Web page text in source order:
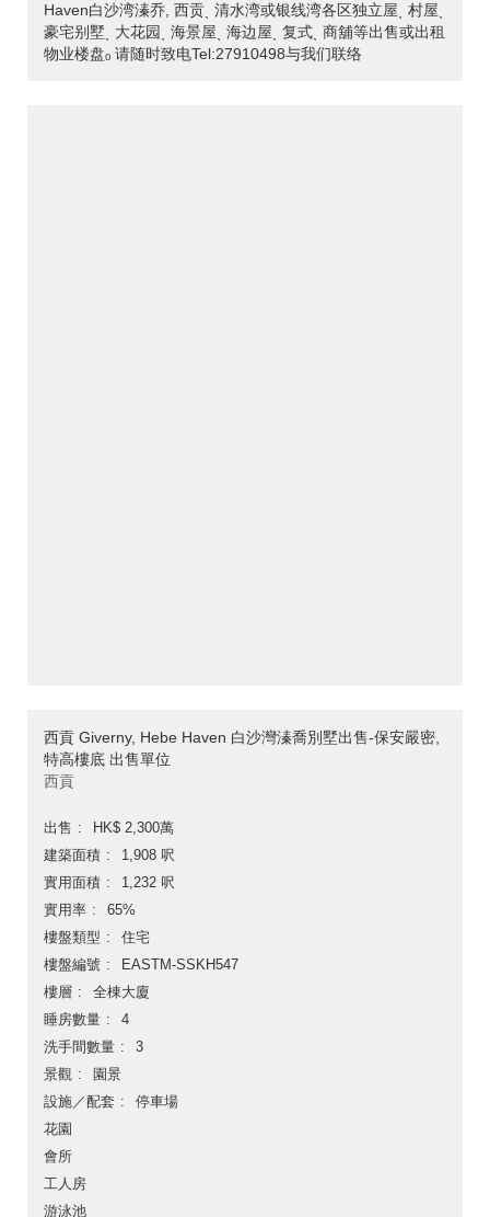
Haven白沙湾溱乔, 西贡ˎ 清水湾或银线湾各区独立屋ˎ 村屋ˎ
豪宅别墅ˎ 大花园ˎ 海景屋ˎ 海边屋ˎ 复式ˎ 商舖等出售或出租
物业楼盘ₒ 请随时致电Tel:27910498与我们联络
西貢 Giverny, Hebe Haven 白沙灣溱喬別墅出售-保安嚴密,
特高樓底 出售單位
西貢
出售
HK$ 2,300萬
建築面積
1,908 呎
實用面積
1,232 呎
實用率
65%
樓盤類型
住宅
樓盤編號
EASTM-SSKH547
樓層
全棟大廈
睡房數量
4
洗手間數量
3
景觀
園景
設施／配套
停車場
花園
會所
工人房
游泳池